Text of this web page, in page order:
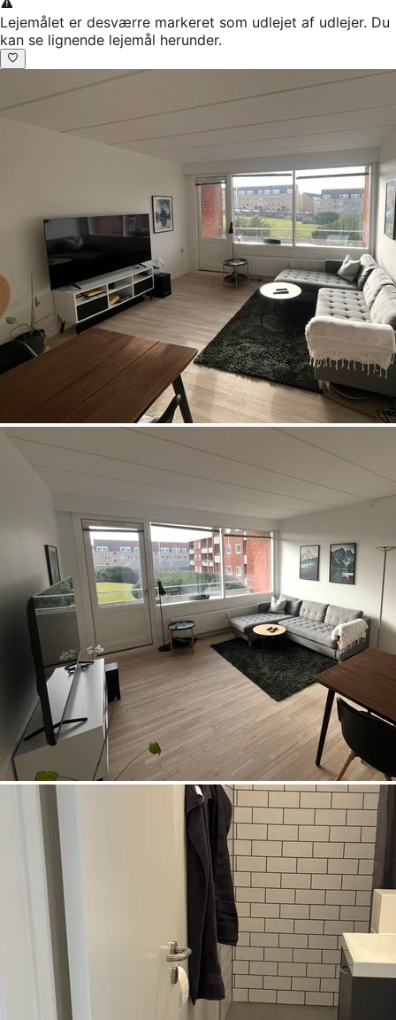
Lejemålet er desværre markeret som udlejet af udlejer. Du
kan se lignende lejemål herunder.